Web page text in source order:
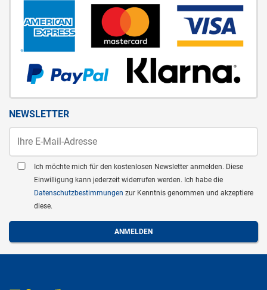
NEWSLETTER
Ich möchte mich für den kostenlosen Newsletter anmelden. Diese
Einwilligung kann jederzeit widerrufen werden. Ich habe die
Datenschutzbestimmungen zur Kenntnis genommen und akzeptiere
diese.